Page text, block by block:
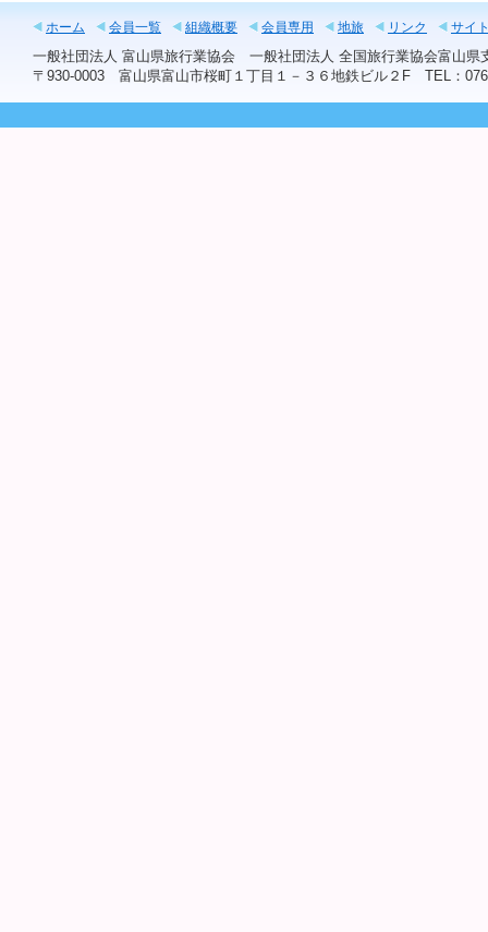
ホーム 会員一覧 組織概要 会員専用 地旅 リンク サイ
一般社団法人 富山県旅行業協会 一般社団法人 全国旅行業協会富山
〒930-0003 富山県富山市桜町１丁目１－３６地鉄ビル２F TEL：